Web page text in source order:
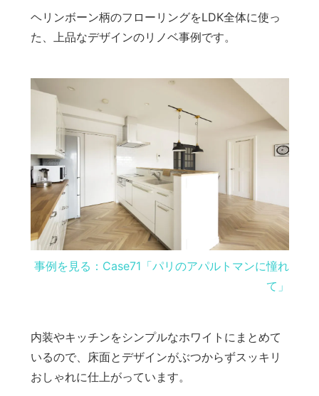
ヘリンボーン柄のフローリングをLDK全体に使っ
た、上品なデザインのリノベ事例です。
事例を見る：Case71「パリのアパルトマンに憧れ
て」
内装やキッチンをシンプルなホワイトにまとめて
いるので、床面とデザインがぶつからずスッキリ
おしゃれに仕上がっています。